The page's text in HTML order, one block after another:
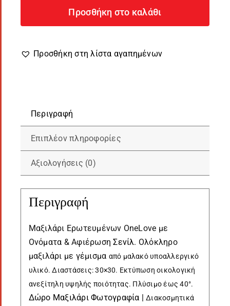
OneLove
Προσθήκη στο καλάθι
Προσθήκη στη λίστα αγαπημένων
Περιγραφή
Επιπλέον πληροφορίες
Αξιολογήσεις (0)
Περιγραφή
Μαξιλάρι Ερωτευμένων OneLove με
Ονόματα & ΑφιέρωσηΣενίλ. Ολόκληρο
μαξιλάρι με γέμισμα από μαλακό υποαλλεργικό
υλικό. Διαστάσεις: 30×30. Εκτύπωση οικολογική
ανεξίτηλη υψηλής ποιότητας. Πλύσιμο έως 40°.
Δώρο Μαξιλάρι Φωτογραφία | Διακοσμητικά